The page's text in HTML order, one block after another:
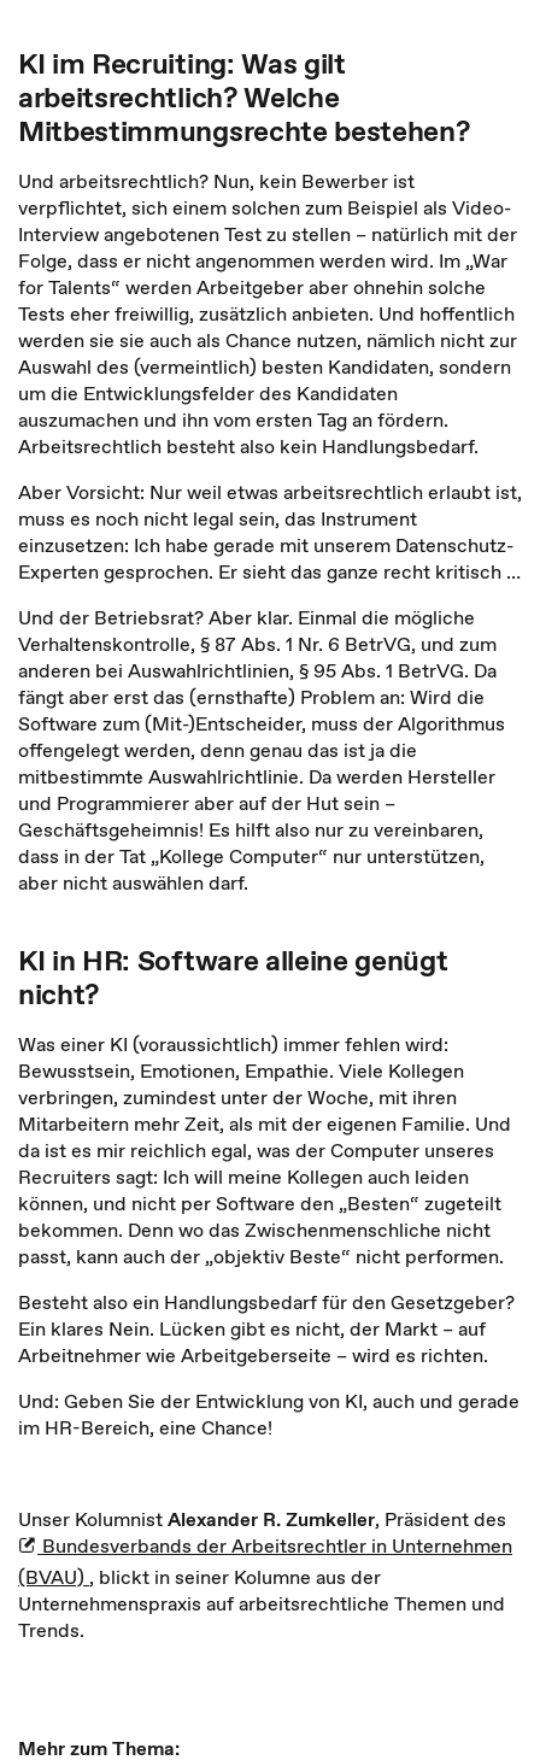
KI im Recruiting: Was gilt
arbeitsrechtlich? Welche
Mitbestimmungsrechte bestehen?
Und arbeitsrechtlich? Nun, kein Bewerber ist
verpflichtet, sich einem solchen zum Beispiel als Video-
Interview angebotenen Test zu stellen – natürlich mit der
Folge, dass er nicht angenommen werden wird. Im „War
for Talents“ werden Arbeitgeber aber ohnehin solche
Tests eher freiwillig, zusätzlich anbieten. Und hoffentlich
werden sie sie auch als Chance nutzen, nämlich nicht zur
Auswahl des (vermeintlich) besten Kandidaten, sondern
um die Entwicklungsfelder des Kandidaten
auszumachen und ihn vom ersten Tag an fördern.
Arbeitsrechtlich besteht also kein Handlungsbedarf.
Aber Vorsicht: Nur weil etwas arbeitsrechtlich erlaubt ist,
muss es noch nicht legal sein, das Instrument
einzusetzen: Ich habe gerade mit unserem Datenschutz-
Experten gesprochen. Er sieht das ganze recht kritisch …
Und der Betriebsrat? Aber klar. Einmal die mögliche
Verhaltenskontrolle, § 87 Abs. 1 Nr. 6 BetrVG, und zum
anderen bei Auswahlrichtlinien, § 95 Abs. 1 BetrVG. Da
fängt aber erst das (ernsthafte) Problem an: Wird die
Software zum (Mit-)Entscheider, muss der Algorithmus
offengelegt werden, denn genau das ist ja die
mitbestimmte Auswahlrichtlinie. Da werden Hersteller
und Programmierer aber auf der Hut sein –
Geschäftsgeheimnis! Es hilft also nur zu vereinbaren,
dass in der Tat „Kollege Computer“ nur unterstützen,
aber nicht auswählen darf.
KI in HR: Software alleine genügt
nicht?
Was einer KI (voraussichtlich) immer fehlen wird:
Bewusstsein, Emotionen, Empathie. Viele Kollegen
verbringen, zumindest unter der Woche, mit ihren
Mitarbeitern mehr Zeit, als mit der eigenen Familie. Und
da ist es mir reichlich egal, was der Computer unseres
Recruiters sagt: Ich will meine Kollegen auch leiden
können, und nicht per Software den „Besten“ zugeteilt
bekommen. Denn wo das Zwischenmenschliche nicht
passt, kann auch der „objektiv Beste“ nicht performen.
Besteht also ein Handlungsbedarf für den Gesetzgeber?
Ein klares Nein. Lücken gibt es nicht, der Markt – auf
Arbeitnehmer wie Arbeitgeberseite – wird es richten.
Und: Geben Sie der Entwicklung von KI, auch und gerade
im HR-Bereich, eine Chance!
Unser KolumnistAlexander R. Zumkeller, Präsident des
Bundesverbands der Arbeitsrechtler in Unternehmen
(BVAU) , blickt in seiner Kolumne aus der
Unternehmenspraxis auf arbeitsrechtliche Themen und
Trends.
Mehr zum Thema: